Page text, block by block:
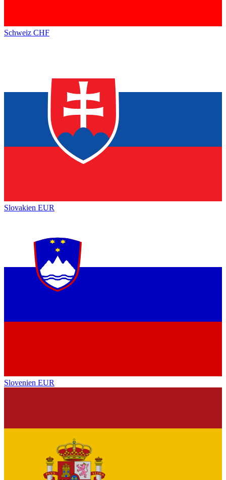
Schweiz CHF
Slovakien EUR
Slovenien EUR